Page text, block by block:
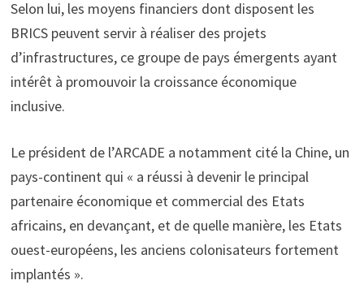
Selon lui, les moyens financiers dont disposent les
BRICS peuvent servir à réaliser des projets
d’infrastructures, ce groupe de pays émergents ayant
intérêt à promouvoir la croissance économique
inclusive.
Le président de l’ARCADE a notamment cité la Chine, un
pays-continent qui « a réussi à devenir le principal
partenaire économique et commercial des Etats
africains, en devançant, et de quelle manière, les Etats
ouest-européens, les anciens colonisateurs fortement
implantés ».